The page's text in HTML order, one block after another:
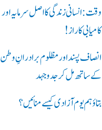
وقت: انسانی زندگی کا اصل سرمایہ اور
کامیابی کا راز !
انصاف پسند اور مظلوم برادرانِ وطن
کے ساتھ مل کر جدوجہد
بتاؤ ہم یوم آزادی کیسے منائیں؟